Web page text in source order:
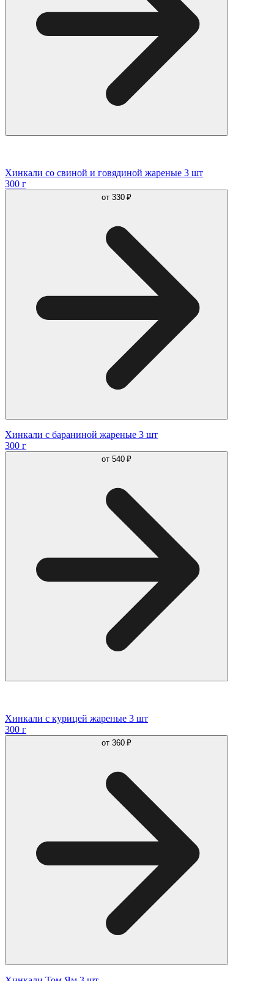
Хинкали со свиной и говядиной жареные 3 шт
300 г
от 330 ₽
Хинкали с бараниной жареные 3 шт
300 г
от 540 ₽
Хинкали с курицей жареные 3 шт
300 г
от 360 ₽